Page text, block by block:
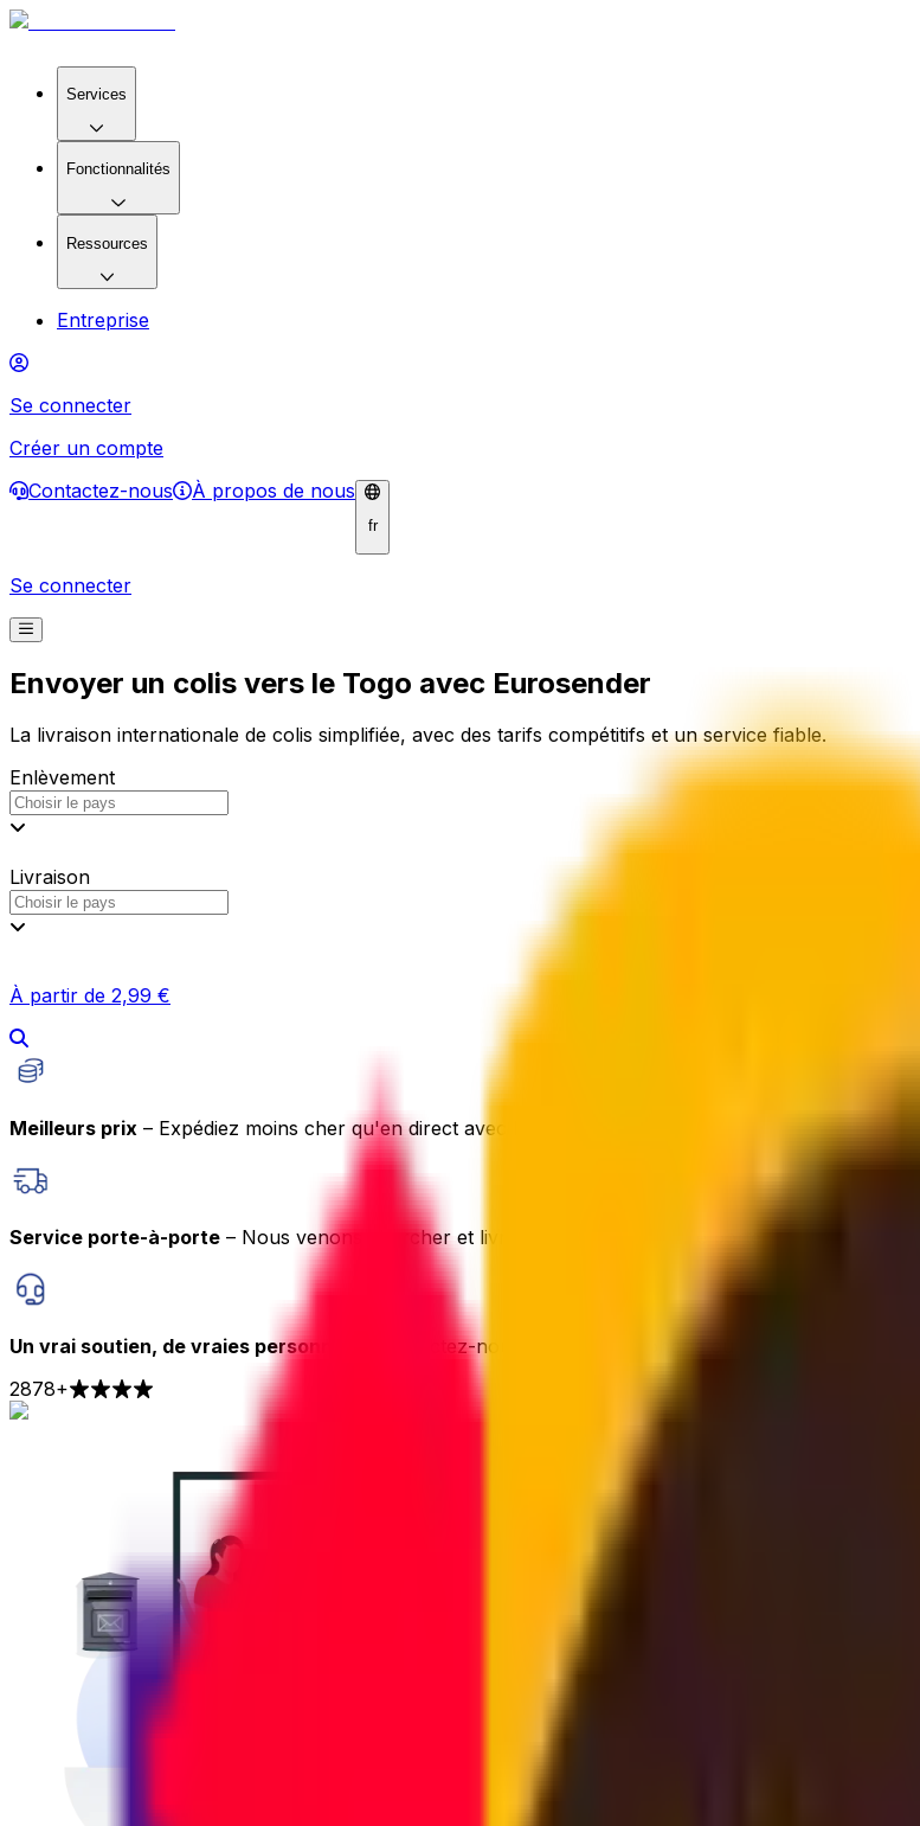
Services
Fonctionnalités
Ressources
Entreprise
Se connecter
Créer un compte
Contactez-nous
À propos de nous
fr
Se connecter
Envoyer un colis vers le Togo avec Eurosender
La livraison internationale de colis simplifiée, avec des tarifs compétitifs et un service fiable.
Enlèvement
Livraison
À partir de 2,99 €
Meilleurs prix – Expédiez moins cher qu'en direct avec les transporteurs
Service porte-à-porte – Nous venons chercher et livrer directement à votre porte
Un vrai soutien, de vraies personnes
– Contactez-nous par chat, téléphone ou e-mail, aucune
2878+